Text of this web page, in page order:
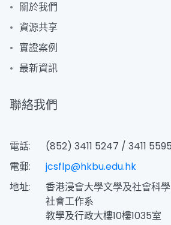
關於我們
資源共享
實證案例
最新資訊
聯絡我們
電話:
(852) 3411 5247 / 3411 5595
電郵:
jcsflp@hkbu.edu.hk
地址:
香港浸會大學文學及社會科
社會工作系
教學及行政大樓10樓1035室